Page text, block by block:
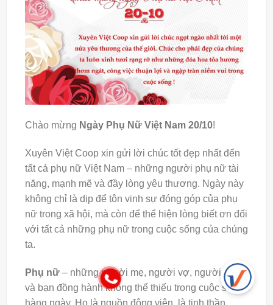
Chào mừng Ngày Phụ Nữ Việt Nam 20/10!
Xuyên Việt Coop xin gửi lời chúc tốt đẹp nhất đến
tất cả phụ nữ Việt Nam – những người phụ nữ tài
năng, mạnh mẽ và đầy lòng yêu thương. Ngày này
không chỉ là dịp để tôn vinh sự đóng góp của phụ
nữ trong xã hội, mà còn để thể hiện lòng biết ơn đối
với tất cả những phụ nữ trong cuộc sống của chúng
ta.
Phụ nữ– những người mẹ, người vợ, người con,
và bạn đồng hành không thể thiếu trong cuộc sống
hàng ngày. Họ là nguồn động viên, là tinh thần